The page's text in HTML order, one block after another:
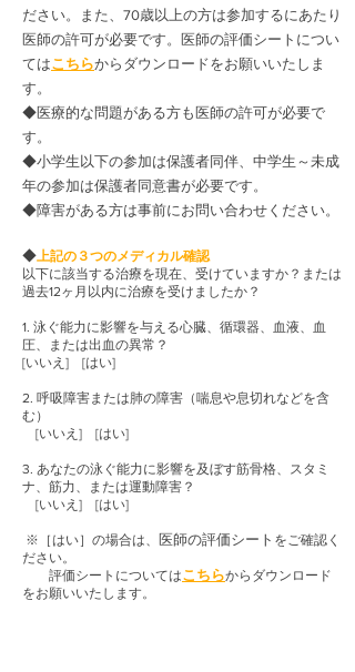
ださい。また、70歳以上の方は参加するにあたり
医師の許可が必要です。医師の評価シートについ
てはこちらからダウンロードをお願いいたしま
す。
◆医療的な問題がある方も医師の許可が必要で
す。
◆小学生以下の参加は保護者同伴、中学生～未成
年の参加は保護者同意書が必要です。
◆障害がある方は事前にお問い合わせください。
◆上記の３つのメディカル確認
以下に該当する治療を現在、受けていますか？または
過去12ヶ月以内に治療を受けましたか？
1. 泳ぐ能力に影響を与える心臓、循環器、血液、血
圧、または出血の異常？
[いいえ] [はい]
2. 呼吸障害または肺の障害（喘息や息切れなどを含
む）
[いいえ] [はい]
3. あなたの泳ぐ能力に影響を及ぼす筋骨格、スタミ
ナ、筋力、または運動障害？
[いいえ] [はい]
※［はい］の場合は、 医師の評価シート をご確認く
ださい。
評価シートについてはこちらからダウンロード
をお願いいたします。